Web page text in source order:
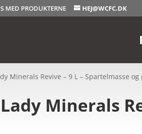
MED PRODUKTERNE HEJ@WCFC.DK
Minerals Revive – 9 L – Spartelmasse og
Minerals